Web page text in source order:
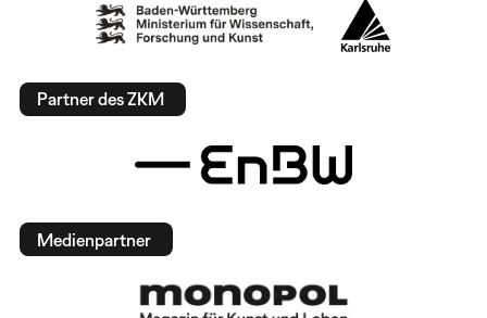
Partner des ZKM
Medienpartner